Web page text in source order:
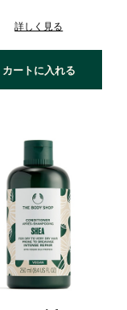
詳しく見る
カートに入れる